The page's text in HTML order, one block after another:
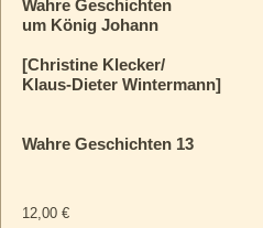
Wahre Geschichten
um König Johann
[Christine Klecker/
Klaus-Dieter Wintermann]
Wahre Geschichten 13
12,00 €